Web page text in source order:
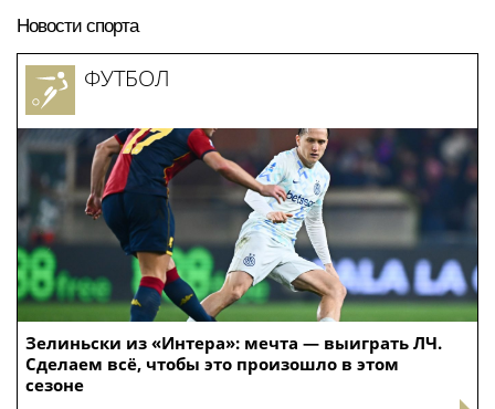
Новости спорта
Зелиньски из «Интера»: мечта — выиграть ЛЧ.
Сделаем всё, чтобы это произошло в этом
сезоне
ФУТБОЛ